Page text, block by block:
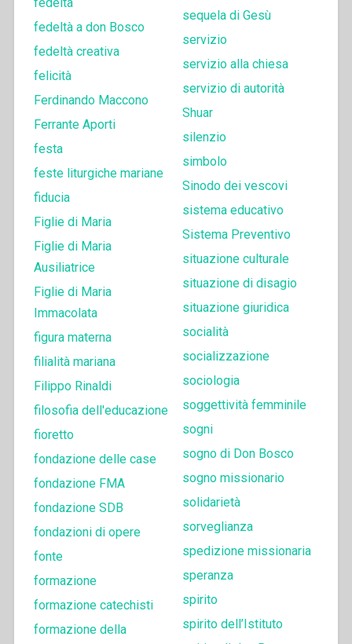
fedeltà a don Bosco
fedeltà creativa
felicità
Ferdinando Maccono
Ferrante Aporti
festa
feste liturgiche mariane
fiducia
Figlie di Maria
Figlie di Maria
Ausiliatrice
Figlie di Maria
Immacolata
figura materna
filialità mariana
Filippo Rinaldi
filosofia dell'educazione
fioretto
fondazione delle case
fondazione FMA
fondazione SDB
fondazioni di opere
fonte
formazione
formazione catechisti
formazione della
sequela di Gesù
servizio
servizio alla chiesa
servizio di autorità
Shuar
silenzio
simbolo
Sinodo dei vescovi
sistema educativo
Sistema Preventivo
situazione culturale
situazione di disagio
situazione giuridica
socialità
socializzazione
sociologia
soggettività femminile
sogni
sogno di Don Bosco
sogno missionario
solidarietà
sorveglianza
spedizione missionaria
speranza
spirito
spirito dell’Istituto